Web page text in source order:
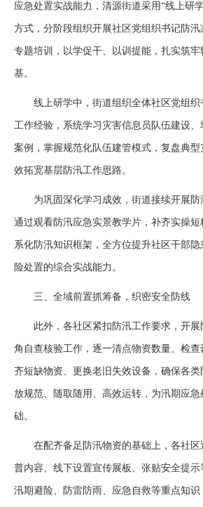
应急处置实战能力，清源街道采用“线上研
方式，分阶段组织开展社区党组织书记防汛
专题培训，以学促干、以训提能，扎实筑
基。
线上研学中，街道组织全体社区党组织
工作经验，系统学习灾害信息员队伍建设
案例，掌握规范化队伍建管模式，复盘典
效拓宽基层防汛工作思路。
为巩固深化学习成效，街道接续开展防
通过观看防汛应急实景教学片，补齐实操
系化防汛知识框架，全方位提升社区干部
险处置的综合实战能力。
三、全域前置抓筹备，织密安全防线
此外，各社区紧扣防汛工作要求，开展
角自查核验工作，逐一清点物资数量、检
齐短缺物资、更换老旧失效设备，确保各
放规范、随取随用、高效运转，为汛期应
础。
在配齐备足防汛物资的基础上，各社区
普内容、线下设置宣传展板、张贴安全提
汛期避险、防雷防雨、应急自救等重点知